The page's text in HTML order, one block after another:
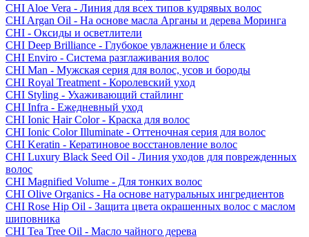
CHI Aloe Vera - Линия для всех типов кудрявых волос
CHI Argan Oil - На основе масла Арганы и дерева Моринга
CHI - Оксиды и осветлители
CHI Deep Brilliance - Глубокое увлажнение и блеск
CHI Enviro - Система разглаживания волос
CHI Man - Мужская серия для волос, усов и бороды
CHI Royal Treatment - Королевский уход
CHI Styling - Ухаживающий стайлинг
CHI Infra - Ежедневный уход
CHI Ionic Hair Color - Краска для волос
CHI Ionic Color Illuminate - Оттеночная серия для волос
CHI Keratin - Кератиновое восстановление волос
CHI Luxury Black Seed Oil - Линия уходов для поврежденных
волос
CHI Magnified Volume - Для тонких волос
CHI Olive Organics - На основе натуральных ингредиентов
CHI Rose Hip Oil - Защита цвета окрашенных волос с маслом
шиповника
CHI Tea Tree Oil - Масло чайного дерева